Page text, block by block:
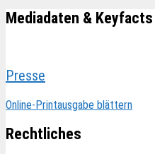
Mediadaten & Keyfacts
Presse
Online-Printausgabe blättern
Rechtliches